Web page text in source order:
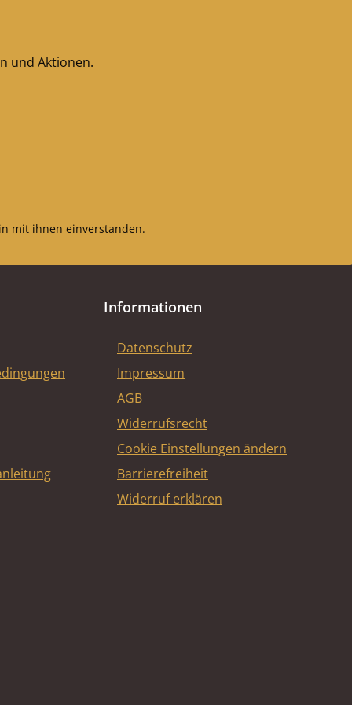
und Aktionen.
mit ihnen einverstanden.
Informationen
Datenschutz
Impressum
AGB
Widerrufsrecht
Cookie Einstellungen ändern
Barrierefreiheit
Widerruf erklären